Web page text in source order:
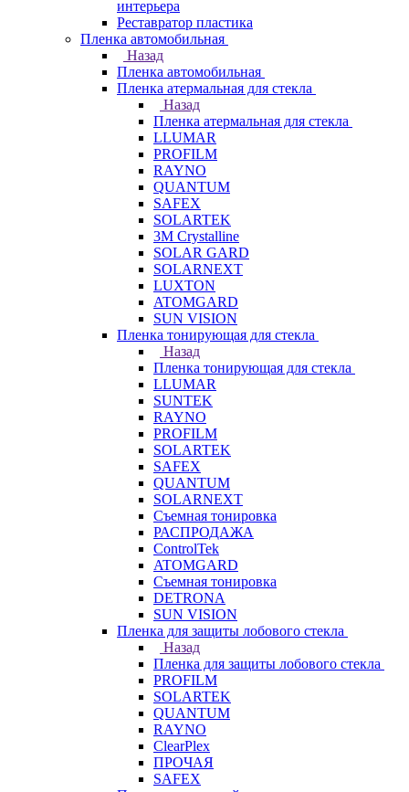
интерьера
Реставратор пластика
Пленка автомобильная
Назад
Пленка автомобильная
Пленка атермальная для стекла
Назад
Пленка атермальная для стекла
LLUMAR
PROFILM
RAYNO
QUANTUM
SAFEX
SOLARTEK
3M Crystalline
SOLAR GARD
SOLARNEXT
LUXTON
ATOMGARD
SUN VISION
Пленка тонирующая для стекла
Назад
Пленка тонирующая для стекла
LLUMAR
SUNTEK
RAYNO
PROFILM
SOLARTEK
SAFEX
QUANTUM
SOLARNEXT
Съемная тонировка
РАСПРОДАЖА
ControlTek
ATOMGARD
Съемная тонировка
DETRONA
SUN VISION
Пленка для защиты лобового стекла
Назад
Пленка для защиты лобового стекла
PROFILM
SOLARTEK
QUANTUM
RAYNO
ClearPlex
ПРОЧАЯ
SAFEX